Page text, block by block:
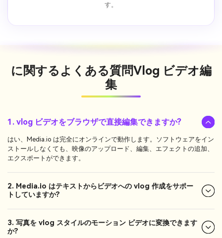
す。
に関するよくある質問Vlog ビデオ編
集
1. vlog ビデオをブラウザで直接編集できますか?
はい、Media.io は完全にオンラインで動作します。ソフトウェアをイン
ストールしなくても、映像のアップロード、編集、エフェクトの追加、
エクスポートができます。
2. Media.io はテキストからビデオへの vlog 作成をサポー
トしていますか?
3. 写真を vlog スタイルのモーション ビデオに変換できます
か?